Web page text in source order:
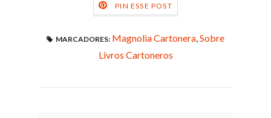
PIN ESSE POST
MARCADORES: Magnolia Cartonera,Sobre
Livros Cartoneros